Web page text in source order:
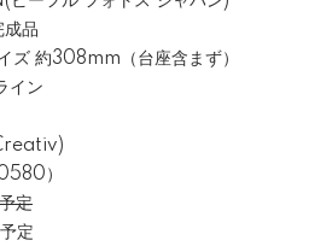
品
約308mm（台座含まず）
イン
）
定
定